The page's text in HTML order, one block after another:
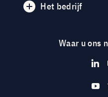
Het bedrijf
Waar u ons